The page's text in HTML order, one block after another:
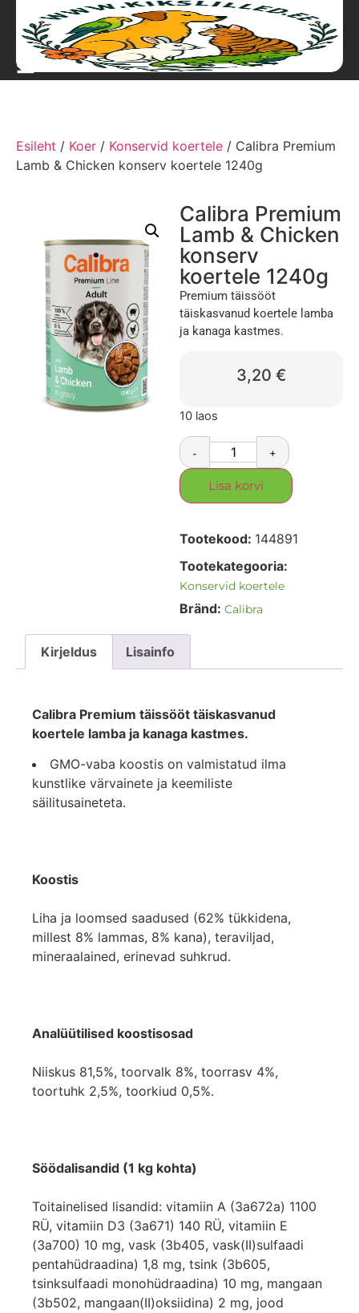
Esileht / Koer / Konservid koertele / Calibra Premium
Lamb & Chicken konserv koertele 1240g
Calibra Premium
Lamb & Chicken
konserv
koertele 1240g
Premium täissööt
täiskasvanud koertele lamba
ja kanaga kastmes.
3,20 €
10 laos
- +
Lisa korvi
Tootekood: 144891
Tootekategooria:
Konservid koertele
Bränd: Calibra
Kirjeldus Lisainfo
Calibra Premium täissööt täiskasvanud
koertele lamba ja kanaga kastmes.
GMO-vaba koostis on valmistatud ilma
kunstlike värvainete ja keemiliste
säilitusaineteta.
Koostis
Liha ja loomsed saadused (62% tükkidena,
millest 8% lammas, 8% kana), teraviljad,
mineraalained, erinevad suhkrud.
Analüütilised koostisosad
Niiskus 81,5%, toorvalk 8%, toorrasv 4%,
toortuhk 2,5%, toorkiud 0,5%.
Söödalisandid (1 kg kohta)
Toitainelised lisandid: vitamiin A (3a672a) 1100
RÜ, vitamiin D3 (3a671) 140 RÜ, vitamiin E
(3a700) 10 mg, vask (3b405, vask(II)sulfaadi
pentahüdraadina) 1,8 mg, tsink (3b605,
tsinksulfaadi monohüdraadina) 10 mg, mangaan
(3b502, mangaan(II)oksiidina) 2 mg, jood